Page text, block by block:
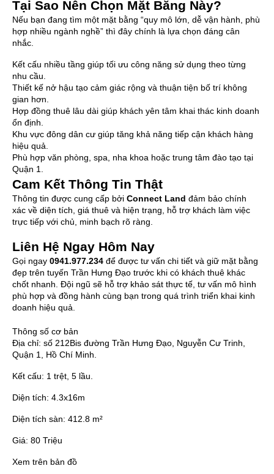
Tại Sao Nên Chọn Mặt Bằng Này?
Nếu bạn đang tìm một mặt bằng “quy mô lớn, dễ vận hành, phù
hợp nhiều ngành nghề” thì đây chính là lựa chọn đáng cân
nhắc.
Kết cấu nhiều tầng giúp tối ưu công năng sử dụng theo từng
nhu cầu.
Thiết kế nở hậu tạo cảm giác rộng và thuận tiện bố trí không
gian hơn.
Hợp đồng thuê lâu dài giúp khách yên tâm khai thác kinh doanh
ổn định.
Khu vực đông dân cư giúp tăng khả năng tiếp cận khách hàng
hiệu quả.
Phù hợp văn phòng, spa, nha khoa hoặc trung tâm đào tạo tại
Quận 1.
Cam Kết Thông Tin Thật
Thông tin được cung cấp bởi Connect Land đảm bảo chính
xác về diện tích, giá thuê và hiện trạng, hỗ trợ khách làm việc
trực tiếp với chủ, minh bạch rõ ràng.
Liên Hệ Ngay Hôm Nay
Gọi ngay 0941.977.234 để được tư vấn chi tiết và giữ mặt bằng
đẹp trên tuyến Trần Hưng Đạo trước khi có khách thuê khác
chốt nhanh. Đội ngũ sẽ hỗ trợ khảo sát thực tế, tư vấn mô hình
phù hợp và đồng hành cùng bạn trong quá trình triển khai kinh
doanh hiệu quả.
Thông số cơ bản
Địa chỉ: số 212Bis đường Trần Hưng Đạo, Nguyễn Cư Trinh,
Quận 1, Hồ Chí Minh.
Kết cấu: 1 trệt, 5 lầu.
Diện tích: 4.3x16m
Diện tích sàn: 412.8 m²
Giá: 80 Triệu
Xem trên bản đồ